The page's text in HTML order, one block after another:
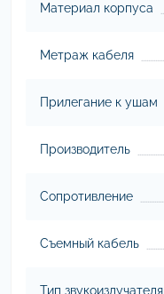
Материал корпуса
Метраж кабеля
Прилегание к ушам
Производитель
Сопротивление
Съемный кабель
Тип звукоизлучателя